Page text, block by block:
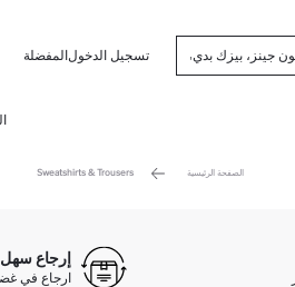
تسجيل الدخولالمفضلة
الصفحة الرئيسية Sweatshirts & Trousers
إرجاع
ارجاع في غضون 30